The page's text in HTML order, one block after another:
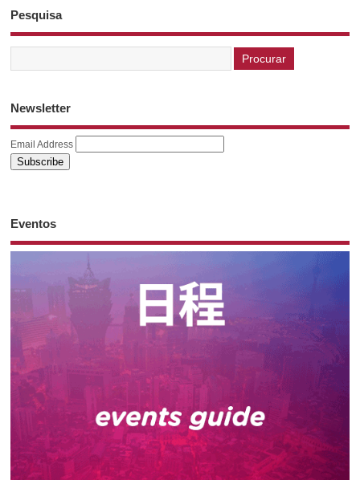
Pesquisa
Newsletter
Email Address
Eventos